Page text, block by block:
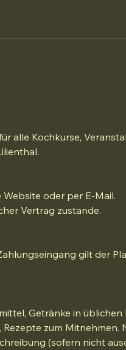
alle Kochkurse,
oder per E-Mail.
Vertrag zustande.
gilt der
Getränke in
Rezepte zum
(sofern nicht